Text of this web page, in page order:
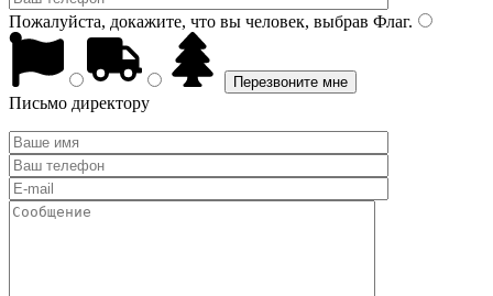
Пожалуйста, докажите, что вы человек, выбрав Флаг.
Письмо директору